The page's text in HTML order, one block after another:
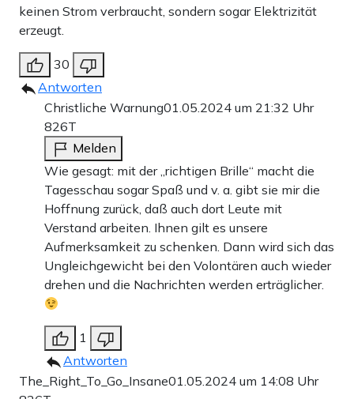
keinen Strom verbraucht, sondern sogar Elektrizität
erzeugt.
30
Antworten
Christliche Warnung01.05.2024 um 21:32 Uhr
826T
Melden
Wie gesagt: mit der „richtigen Brille“ macht die
Tagesschau sogar Spaß und v. a. gibt sie mir die
Hoffnung zurück, daß auch dort Leute mit
Verstand arbeiten. Ihnen gilt es unsere
Aufmerksamkeit zu schenken. Dann wird sich das
Ungleichgewicht bei den Volontären auch wieder
drehen und die Nachrichten werden erträglicher.
1
Antworten
The_Right_To_Go_Insane01.05.2024 um 14:08 Uhr